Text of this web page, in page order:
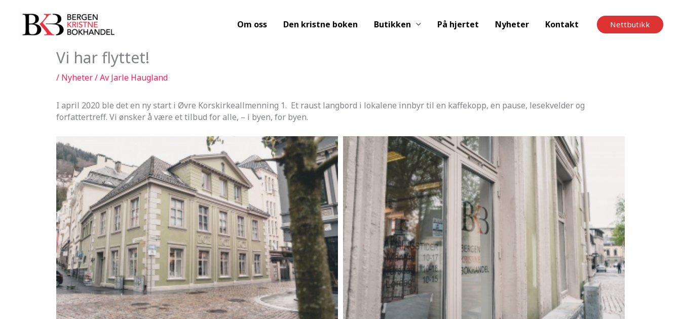
Om oss Den kristne boken Butikken På hjertet Nyheter Kontakt Nettbutikk
Vi har flyttet!
/ Nyheter/ Av Jarle Haugland
I april 2020 ble det en ny start i Øvre Korskirkeallmenning 1. Et raust langbord i lokalene innbyr til en kaffekopp, en pause, lesekvelder og
forfattertreff. Vi ønsker å være et tilbud for alle, – i byen, for byen.